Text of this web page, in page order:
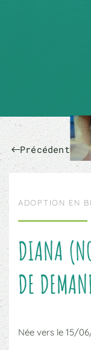
Précédent
ADOPTION EN
DIANA
DE
Née vers le 15/